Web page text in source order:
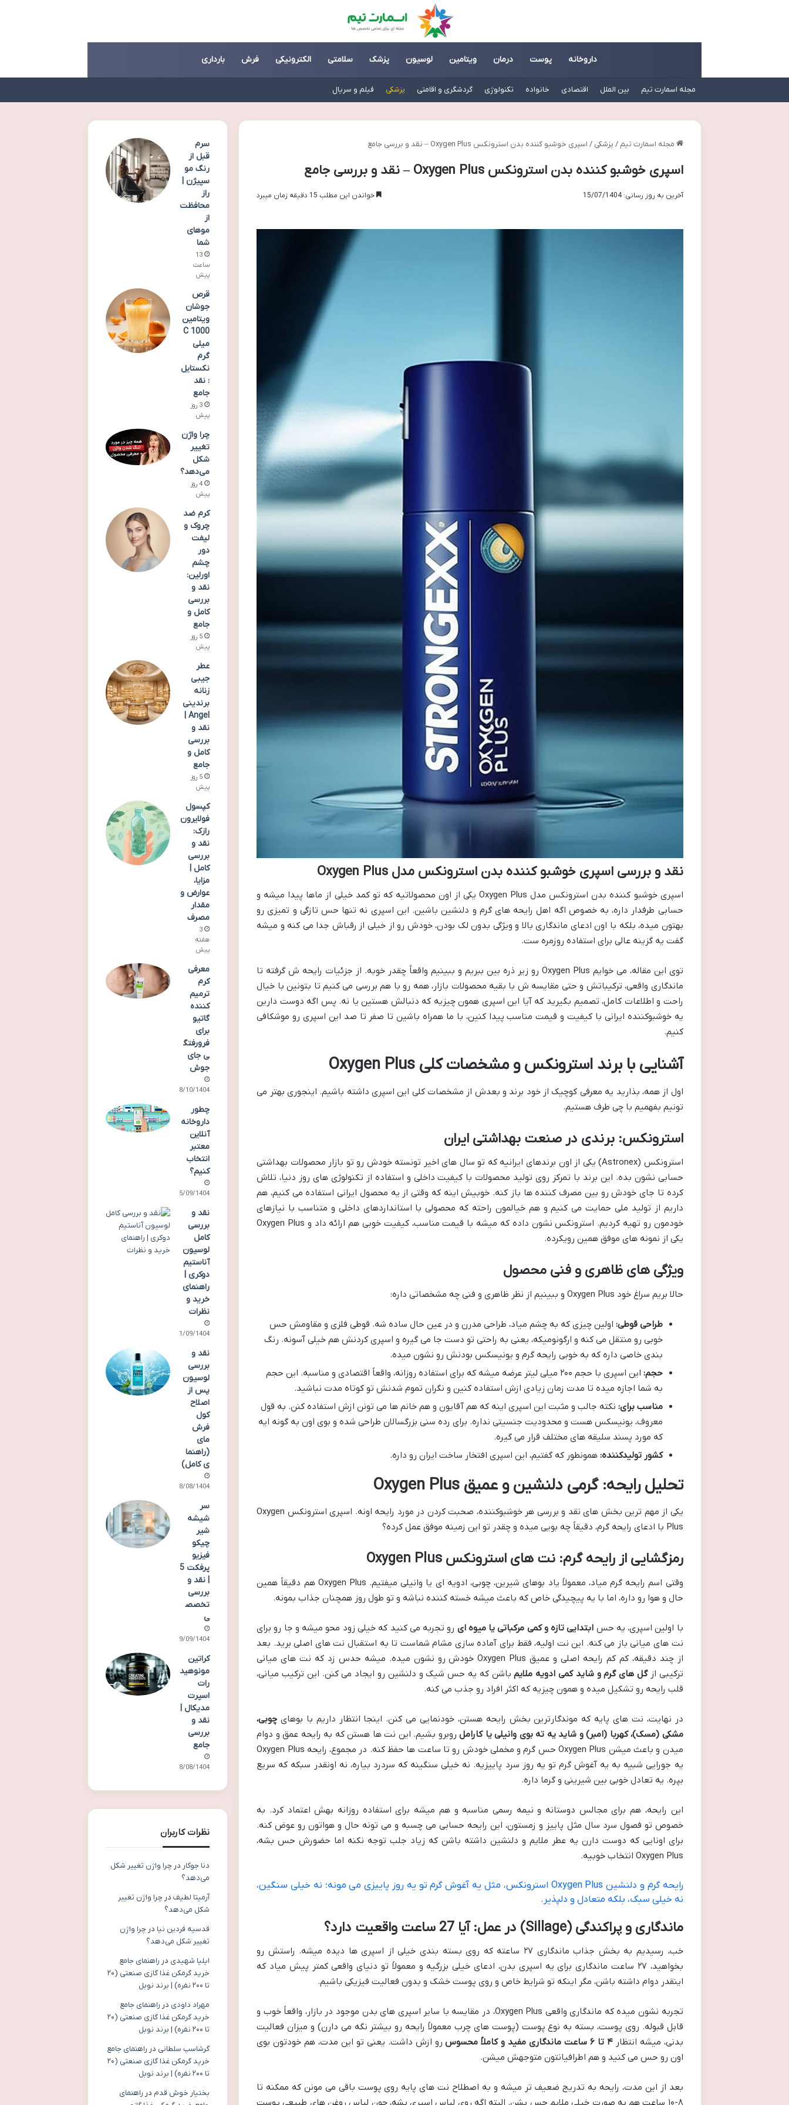
داروخانه پوست درمان ویتامین لوسیون پزشک سلامتی الکترونیکی فرش بارداری
مجله اسمارت تیم بین الملل اقتصادی خانواده تکنولوژی گردشگری و اقامتی پزشکی فیلم و سریال
مجله اسمارت تیم / پزشکی / اسپری خوشبو کننده بدن استرونکس Oxygen Plus – نقد و بررسی جامع
اسپری خوشبو کننده بدن استرونکس Oxygen Plus – نقد و بررسی جامع
آخرین به روز رسانی: 15/07/1404 خواندن این مطلب 15 دقیقه زمان میبرد
نقد و بررسی اسپری خوشبو کننده بدن استرونکس مدل Oxygen Plus
اسپری خوشبو کننده بدن استرونکس مدل Oxygen Plus یکی از اون محصولاتیه که تو کمد خیلی از ماها پیدا میشه و
حسابی طرفدار داره، به خصوص اگه اهل رایحه های گرم و دلنشین باشین. این اسپری نه تنها حس تازگی و تمیزی رو
بهتون میده، بلکه با اون ادعای ماندگاری بالا و ویژگی بدون لک بودن، خودش رو از خیلی از رقباش جدا می کنه و میشه
گفت یه گزینه عالی برای استفاده روزمره ست.
توی این مقاله، می خوایم Oxygen Plus رو زیر ذره بین ببریم و ببینیم واقعاً چقدر خوبه. از جزئیات رایحه ش گرفته تا
ماندگاری واقعی، ترکیباتش و حتی مقایسه ش با بقیه محصولات بازار، همه رو با هم بررسی می کنیم تا بتونین با خیال
راحت و اطلاعات کامل، تصمیم بگیرید که آیا این اسپری همون چیزیه که دنبالش هستین یا نه. پس اگه دوست دارین
یه خوشبوکننده ایرانی با کیفیت و قیمت مناسب پیدا کنین، با ما همراه باشین تا صفر تا صد این اسپری رو موشکافی
کنیم.
آشنایی با برند استرونکس و مشخصات کلی Oxygen Plus
اول از همه، بذارید یه معرفی کوچیک از خود برند و بعدش از مشخصات کلی این اسپری داشته باشیم. اینجوری بهتر می
تونیم بفهمیم با چی طرف هستیم.
استرونکس: برندی در صنعت بهداشتی ایران
استرونکس (Astronex) یکی از اون برندهای ایرانیه که تو سال های اخیر تونسته خودش رو تو بازار محصولات بهداشتی
حسابی نشون بده. این برند با تمرکز روی تولید محصولات با کیفیت داخلی و استفاده از تکنولوژی های روز دنیا، تلاش
کرده تا جای خودش رو بین مصرف کننده ها باز کنه. خوبیش اینه که وقتی از یه محصول ایرانی استفاده می کنیم، هم
داریم از تولید ملی حمایت می کنیم و هم خیالمون راحته که محصولی با استانداردهای داخلی و متناسب با نیازهای
خودمون رو تهیه کردیم. استرونکس نشون داده که میشه با قیمت مناسب، کیفیت خوبی هم ارائه داد و Oxygen Plus
یکی از نمونه های موفق همین رویکرده.
ویژگی های ظاهری و فنی محصول
حالا بریم سراغ خود Oxygen Plus و ببینیم از نظر ظاهری و فنی چه مشخصاتی داره:
طراحی قوطی: اولین چیزی که به چشم میاد، طراحی مدرن و در عین حال ساده شه. قوطی فلزی و مقاومش حس
خوبی رو منتقل می کنه و ارگونومیکه، یعنی به راحتی تو دست جا می گیره و اسپری کردنش هم خیلی آسونه. رنگ
بندی خاصی داره که به خوبی رایحه گرم و یونیسکس بودنش رو نشون میده.
حجم:
این اسپری با حجم ۲۰۰ میلی لیتر عرضه میشه که برای استفاده روزانه، واقعاً اقتصادی و مناسبه. این حجم
به شما اجازه میده تا مدت زمان زیادی ازش استفاده کنین و نگران تموم شدنش تو کوتاه مدت نباشید.
مناسب برای: نکته جالب و مثبت این اسپری اینه که هم آقایون و هم خانم ها می تونن ازش استفاده کنن. به قول
معروف، یونیسکس هست و محدودیت جنسیتی نداره. برای رده سنی بزرگسالان طراحی شده و بوی اون به گونه ایه
که مورد پسند سلیقه های مختلف قرار می گیره.
کشور تولیدکننده: همونطور که گفتیم، این اسپری افتخار ساخت ایران رو داره.
تحلیل رایحه: گرمی دلنشین و عمیق Oxygen Plus
یکی از مهم ترین بخش های نقد و بررسی هر خوشبوکننده، صحبت کردن در مورد رایحه اونه. اسپری استرونکس Oxygen
Plus با ادعای رایحه گرم، دقیقاً چه بویی میده و چقدر تو این زمینه موفق عمل کرده؟
رمزگشایی از رایحه گرم: نت های استرونکس Oxygen Plus
وقتی اسم رایحه گرم میاد، معمولاً یاد بوهای شیرین، چوبی، ادویه ای یا وانیلی میفتیم. Oxygen Plus هم دقیقاً همین
حال و هوا رو داره، اما با یه پیچیدگی خاص که باعث میشه خسته کننده نباشه و تو طول روز همچنان جذاب بمونه.
با اولین اسپری، یه حس ابتدایی تازه و کمی مرکباتی یا میوه ای رو تجربه می کنید که خیلی زود محو میشه و جا رو برای
نت های میانی باز می کنه. این نت اولیه، فقط برای آماده سازی مشام شماست تا به استقبال نت های اصلی برید. بعد
از چند دقیقه، کم کم رایحه اصلی و عمیق Oxygen Plus خودش رو نشون میده. میشه حدس زد که نت های میانی
ترکیبی ازگل های گرم و شاید کمی ادویه ملایمباشن که یه حس شیک و دلنشین رو ایجاد می کنن. این ترکیب میانی،
قلب رایحه رو تشکیل میده و همون چیزیه که اکثر افراد رو جذب می کنه.
در نهایت، نت های پایه که موندگارترین بخش رایحه هستن، خودنمایی می کنن. اینجا انتظار داریم با بوهای چوبی،
مشکی (مسک)، کهربا (امبر) و شاید یه ته بوی وانیلی یا کاراملروبرو بشیم. این نت ها هستن که به رایحه عمق و دوام
میدن و باعث میشن Oxygen Plus حس گرم و مخملی خودش رو تا ساعت ها حفظ کنه. در مجموع، رایحه Oxygen Plus
یه جورایی شبیه به یه آغوش گرم تو یه روز سرد پاییزیه. نه خیلی سنگینه که سردرد بیاره، نه اونقدر سبکه که سریع
بپره. یه تعادل خوبی بین شیرینی و گرما داره.
این رایحه، هم برای مجالس دوستانه و نیمه رسمی مناسبه و هم میشه برای استفاده روزانه بهش اعتماد کرد. به
خصوص تو فصول سرد سال مثل پاییز و زمستون، این رایحه حسابی می چسبه و می تونه حال و هواتون رو عوض کنه.
برای اونایی که دوست دارن یه عطر ملایم و دلنشین داشته باشن که زیاد جلب توجه نکنه اما حضورش حس بشه،
Oxygen Plus انتخاب خوبیه.
رایحه گرم و دلنشین Oxygen Plus استرونکس، مثل یه آغوش گرم تو یه روز پاییزی می مونه؛ نه خیلی سنگین،
نه خیلی سبک، بلکه متعادل و دلپذیر.
ماندگاری و پراکندگی (Sillage) در عمل: آیا 27 ساعت واقعیت دارد؟
خب، رسیدیم به بخش جذاب ماندگاری ۲۷ ساعته که روی بسته بندی خیلی از اسپری ها دیده میشه. راستش رو
بخواهید، ۲۷ ساعت ماندگاری برای یه اسپری بدن، ادعای خیلی بزرگیه و معمولاً تو دنیای واقعی کمتر پیش میاد که
اینقدر دوام داشته باشن، مگر اینکه تو شرایط خاص و روی پوست خشک و بدون فعالیت فیزیکی باشیم.
تجربه نشون میده که ماندگاری واقعی Oxygen Plus، در مقایسه با سایر اسپری های بدن موجود در بازار، واقعاً خوب و
قابل قبوله. روی پوست، بسته به نوع پوست (پوست های چرب معمولاً رایحه رو بیشتر نگه می دارن) و میزان فعالیت
بدنی، میشه انتظار۴ تا ۶ ساعت ماندگاری مفید و کاملاً محسوس
رو ازش داشت. یعنی تو این مدت، هم خودتون بوی
اون رو حس می کنید و هم اطرافیانتون متوجهش میشن.
بعد از این مدت، رایحه به تدریج ضعیف تر میشه و به اصطلاح نت های پایه روی پوست باقی می مونن که ممکنه تا
سرم
قبل از
رنگ مو
سپیژن |
راز
محافظت
از
موهای
شما
13
ساعت
پیش
قرص
جوشان
ویتامین
C 1000
میلی
گرم
نکستایل
: نقد
جامع
3 روز
پیش
چرا واژن
تغییر
شکل
می‌دهد؟
4 روز
پیش
کرم ضد
چروک و
لیفت
دور
چشم
اورلین:
نقد و
بررسی
کامل و
جامع
5 روز
پیش
عطر
جیبی
زنانه
برندینی
Angel |
نقد و
بررسی
کامل و
جامع
5 روز
پیش
کپسول
فولایرون
رازک:
نقد و
بررسی
کامل |
مزایا،
عوارض و
مقدار
مصرف
3
هفته
پیش
معرفی
کرم
ترمیم
کننده
گاتیو
برای
فرورفتگ
ی جای
جوش
18/10/1404
چطور
داروخانه
آنلاین
معتبر
انتخاب
کنیم؟
25/09/1404
نقد و
بررسی
کامل
لوسیون
آناستیم
دوکری |
راهنمای
خرید و
نظرات
01/09/1404
نقد و
بررسی
لوسیون
پس از
اصلاح
کول
فرش
مای
(راهنما
ی کامل)
28/08/1404
سر
شیشه
شیر
چیکو
فیزیو
پرفکت 5
| نقد و
بررسی
تخصص
ی
19/09/1404
کراتین
مونوهید
رات
اسپرت
مدیکال |
نقد و
بررسی
جامع
18/08/1404
نظرات کاربران
دنا جوکار در چرا واژن تغییر شکل
می‌دهد؟
آرمیتا لطیفدر چرا واژن تغییر
شکل می‌دهد؟
قدسیه فردین نیا در چرا واژن
تغییر شکل می‌دهد؟
ایلیا شهیدی در راهنمای جامع
خرید گرمکن غذا گازی صنعتی (۲۰
تا ۲۰۰ نفره) | برند نوبل
مهراد داودی در راهنمای جامع
خرید گرمکن غذا گازی صنعتی (۲۰
تا ۲۰۰ نفره) | برند نوبل
گرشاسپ سلطانی در راهنمای جامع
خرید گرمکن غذا گازی صنعتی (۲۰
تا ۲۰۰ نفره) | برند نوبل
بختیار خوش قدم در راهنمای